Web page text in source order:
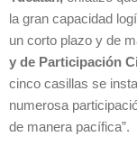
la gran capacidad
un corto plazo y de
y de Participación
cinco casillas se
numerosa
de manera pacífica”.